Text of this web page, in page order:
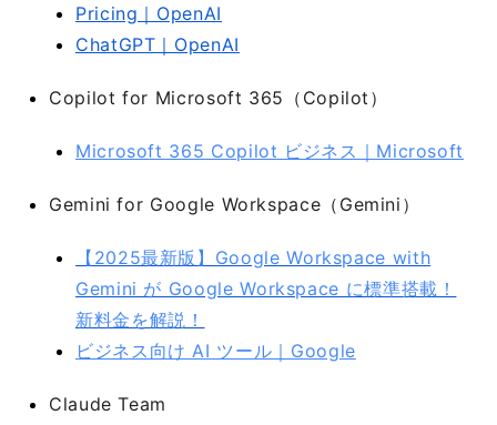
Pricing｜OpenAI
ChatGPT｜OpenAI
Copilot for Microsoft 365（Copilot）
Microsoft 365 Copilot ビジネス｜Microsoft
Gemini for Google Workspace（Gemini）
【2025最新版】Google Workspace with
Gemini が Google Workspace に標準搭載！
新料金を解説！
ビジネス向け AI ツール｜Google
Claude Team